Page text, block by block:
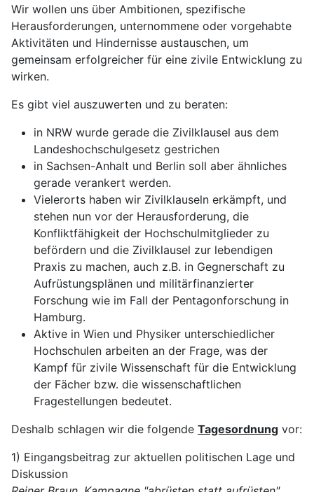
Wir wollen uns über Ambitionen, spezifische
Herausforderungen, unternommene oder vorgehabte
Aktivitäten und Hindernisse austauschen, um
gemeinsam erfolgreicher für eine zivile Entwicklung zu
wirken.
Es gibt viel auszuwerten und zu beraten:
in NRW wurde gerade die Zivilklausel aus dem
Landeshochschulgesetz gestrichen
in Sachsen-Anhalt und Berlin soll aber ähnliches
gerade verankert werden.
Vielerorts haben wir Zivilklauseln erkämpft, und
stehen nun vor der Herausforderung, die
Konfliktfähigkeit der Hochschulmitglieder zu
befördern und die Zivilklausel zur lebendigen
Praxis zu machen, auch z.B. in Gegnerschaft zu
Aufrüstungsplänen und militärfinanzierter
Forschung wie im Fall der Pentagonforschung in
Hamburg.
Aktive in Wien und Physiker unterschiedlicher
Hochschulen arbeiten an der Frage, was der
Kampf für zivile Wissenschaft für die Entwicklung
der Fächer bzw. die wissenschaftlichen
Fragestellungen bedeutet.
Deshalb schlagen wir die folgende Tagesordnung vor:
1) Eingangsbeitrag zur aktuellen politischen Lage und
Diskussion